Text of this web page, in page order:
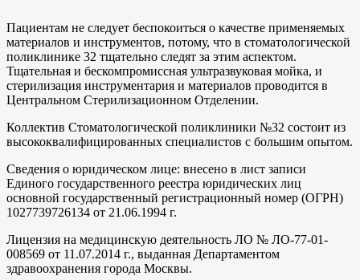
Пациентам не следует беспокоиться о качестве применяемых
материалов и инструментов, потому, что в стоматологической
поликлинике 32 тщательно следят за этим аспектом.
Тщательная и бескомпромиссная ультразвуковая мойка, и
стерилизация инструментария и материалов проводится в
Центральном Стерилизационном Отделении.
Коллектив Стоматологической поликлиники №32 состоит из
высококвалифицированных специалистов с большим опытом.
Сведения о юридическом лице: внесено в лист записи
Единого государственного реестра юридических лиц
основной государственный регистрационный номер (ОГРН)
1027739726134 от 21.06.1994 г.
Лицензия на медицинскую деятельность ЛО № ЛО-77-01-
008569 от 11.07.2014 г., выданная Департаментом
здравоохранения города Москвы.